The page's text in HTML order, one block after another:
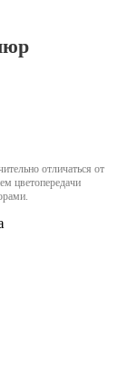
отличаться от
цветопередачи